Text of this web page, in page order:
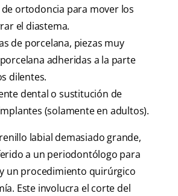
ortodoncia para mover los
el diastema.
de porcelana, piezas muy
adheridas a la parte
dilentes.
dental o sustitución de
(solamente en adultos).
labial demasiado grande,
a un periodontólogo para
un procedimiento quirúrgico
Este involucra el corte del